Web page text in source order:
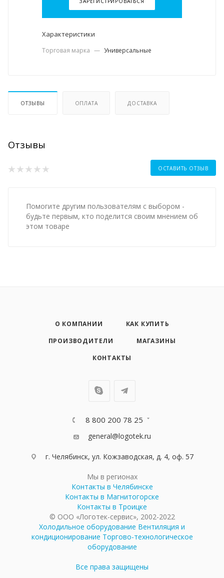
Характеристики
Торговая марка — Универсальные
ОТЗЫВЫ ОПЛАТА ДОСТАВКА
Отзывы
ОСТАВИТЬ ОТЗЫВ
Помогите другим пользователям с выбором -
будьте первым, кто поделится своим мнением об
этом товаре
О КОМПАНИИ
КАК КУПИТЬ
ПРОИЗВОДИТЕЛИ
МАГАЗИНЫ
КОНТАКТЫ
8 800 200 78 25
general@logotek.ru
г. Челябинск, ул. Кожзаводская, д. 4, оф. 57
Мы в регионах
Контакты в Челябинске
Контакты в Магнитогорске
Контакты в Троицке
© ООО «Логотек-сервис», 2002-2022
Холодильное оборудование Вентиляция и
кондиционирование Торгово-технологическое
оборудование
Все права защищены